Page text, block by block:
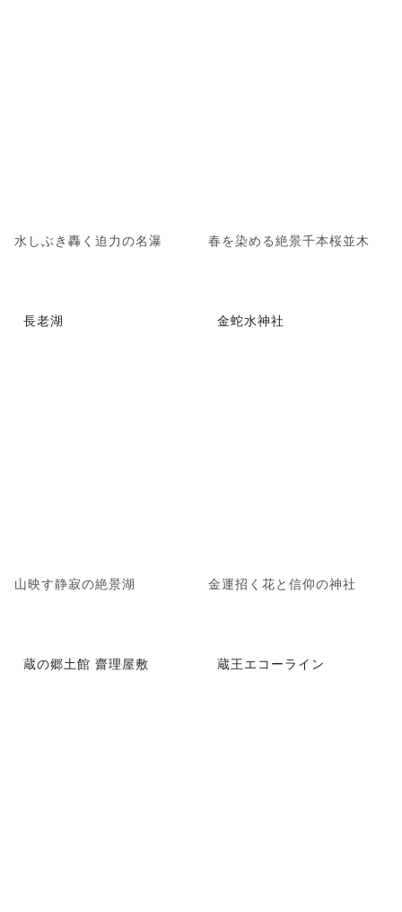
水しぶき轟く迫力の名瀑 春を染める絶景千本桜並木
長老湖
山映す静寂の絶景湖
金蛇水神社
金運招く花と信仰の神社
蔵の郷土館 齋理屋敷 蔵王エコーライン